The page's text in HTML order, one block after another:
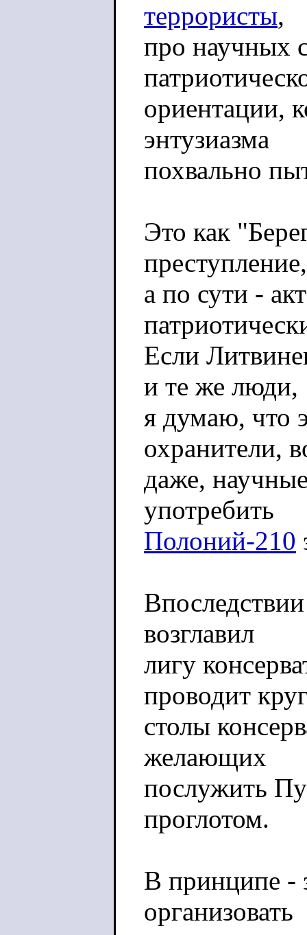
террористы,
про научных
ориентации,
энтузиазма
похвально
Это как
преступление,
а по сути -
Если
и те же люди,
я думаю, что
охранители,
даже,
употребить
Полоний-210
возглавил
лигу
проводит
столы
желающих
послужить
проглотом.
В принципе -
организовать